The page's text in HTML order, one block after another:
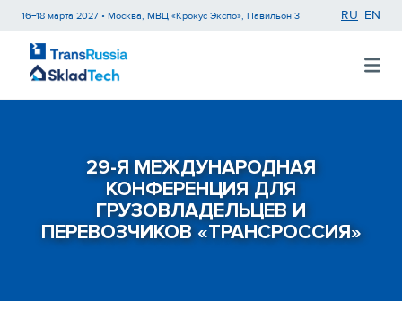
16−18 марта 2027 • Москва, МВЦ «Крокус Экспо», Павильон 3 RU EN
29-Я МЕЖДУНАРОДНАЯ
КОНФЕРЕНЦИЯ ДЛЯ
ГРУЗОВЛАДЕЛЬЦЕВ И
ПЕРЕВОЗЧИКОВ «ТРАНСРОССИЯ»